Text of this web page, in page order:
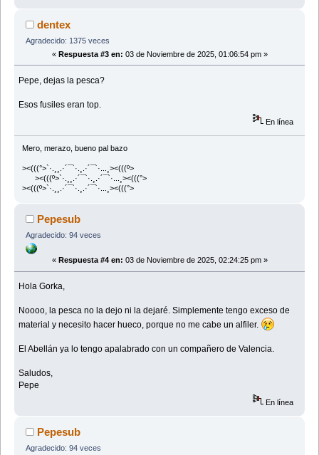
dentex
Agradecido: 1375 veces
« Respuesta #3 en: 03 de Noviembre de 2025, 01:06:54 pm »
Pepe, dejas la pesca?
Esos fusiles eran top.
En línea
Mero, merazo, bueno pal bazo
><(((°>`·.¸¸.·´¯`·.¸.·´¯`·...¸><(((º>
><(((º>`·.¸¸.·´¯`·.¸.·´¯`·...¸><(((°>
><(((º>`·.¸¸.·´¯`·.¸.·´¯`·...¸><(((°>
Pepesub
Agradecido: 94 veces
« Respuesta #4 en: 03 de Noviembre de 2025, 02:24:25 pm »
Hola Gorka,
Noooo, la pesca no la dejo ni la dejaré. Simplemente tengo exceso de
material y necesito hacer hueco, porque no me cabe un alfiler.
El Abellán ya lo tengo apalabrado con un compañero de Valencia.
Saludos,
Pepe
En línea
Pepesub
Agradecido: 94 veces